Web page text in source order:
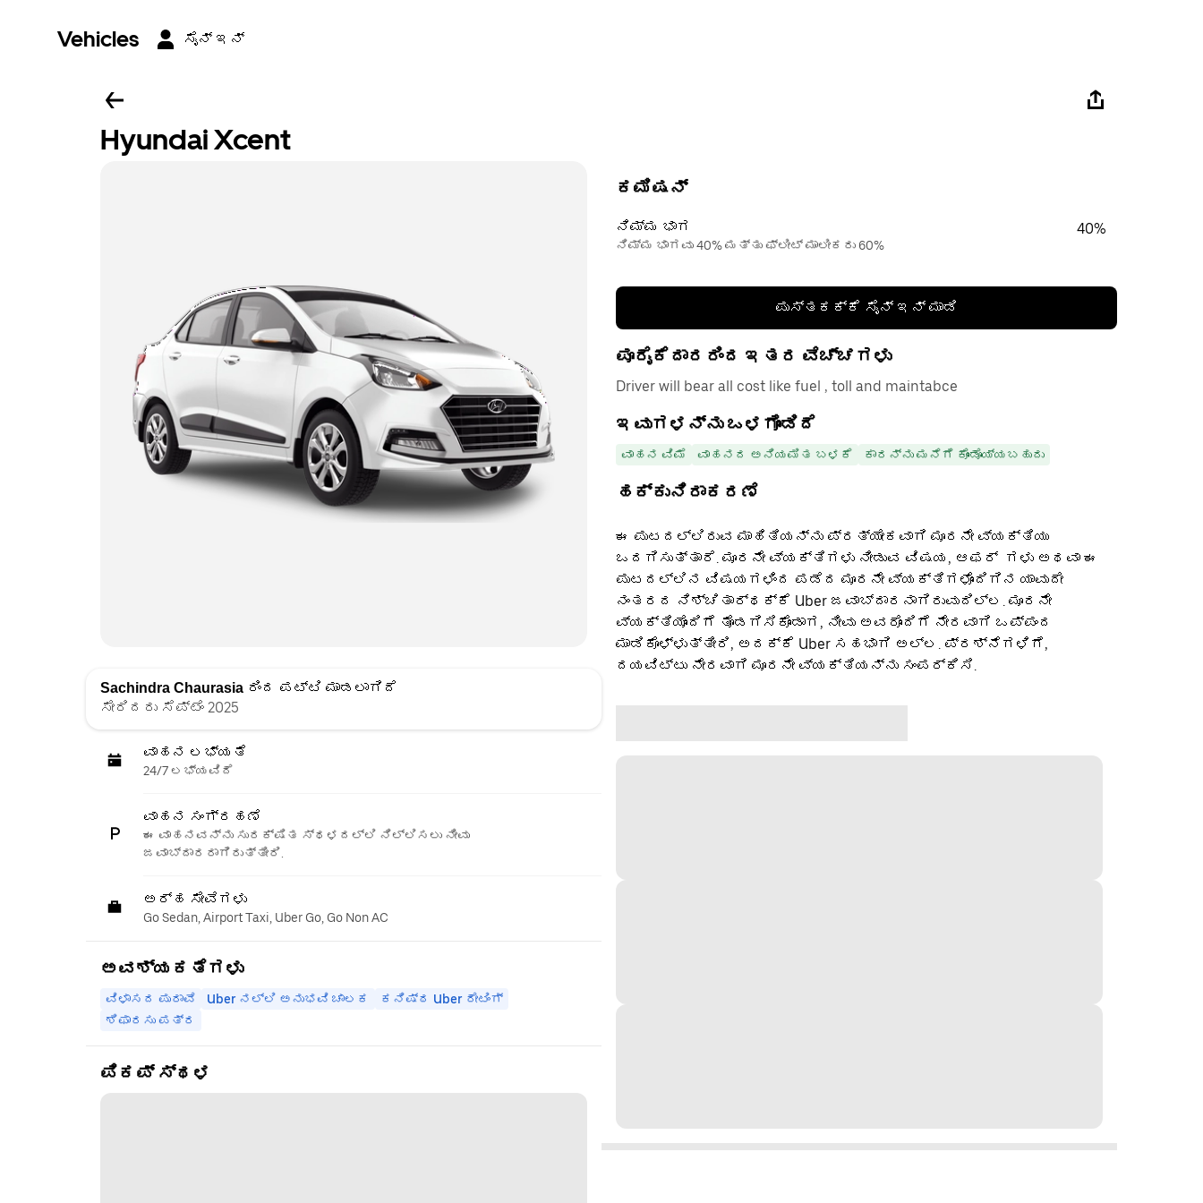
Vehicles ಸೈನ್ ಇನ್
Hyundai Xcent
Sachindra Chaurasia ರಿಂದ ಪಟ್ಟಿ ಮಾಡಲಾಗಿದೆ
ಸೇರಿದರು ಸೆಪ್ಟೆಂ 2025
ವಾಹನ ಲಭ್ಯತೆ
24/7 ಲಭ್ಯವಿದೆ
ವಾಹನ ಸಂಗ್ರಹಣೆ
ಈ ವಾಹನವನ್ನು ಸುರಕ್ಷಿತ ಸ್ಥಳದಲ್ಲಿ ನಿಲ್ಲಿಸಲು ನೀವು
ಜವಾಬ್ದಾರರಾಗಿರುತ್ತೀರಿ.
ಅರ್ಹ ಸೇವೆಗಳು
Go Sedan, Airport Taxi, Uber Go, Go Non AC
ಅವಶ್ಯಕತೆಗಳು
ವಿಳಾಸದ ಪುರಾವೆ Uber ನಲ್ಲಿ ಅನುಭವಿ ಚಾಲಕ
ಕನಿಷ್ಠ Uber ರೇಟಿಂಗ್
ಶಿಫಾರಸು ಪತ್ರ
ಪಿಕಪ್ ಸ್ಥಳ
ಕಮಿಷನ್
ನಿಮ್ಮ ಭಾಗ
ನಿಮ್ಮ ಭಾಗವು 40% ಮತ್ತು ಫ್ಲೀಟ್ ಮಾಲೀಕರು 60%
40%
ಪುಸ್ತಕಕ್ಕೆ ಸೈನ್ ಇನ್ ಮಾಡಿ
ಪೂರೈಕೆದಾರರಿಂದ ಇತರ ವೆಚ್ಚಗಳು
Driver will bear all cost like fuel , toll and maintabce
ಇವುಗಳನ್ನು ಒಳಗೊಂಡಿದೆ
ವಾಹನ ವಿಮೆ ವಾಹನದ ಅನಿಯಮಿತ ಬಳಕೆ ಕಾರನ್ನು ಮನೆಗೆ ಕೊಂಡೊಯ್ಯಬಹುದು
ಹಕ್ಕುನಿರಾಕರಣೆ
ಈ ಪುಟದಲ್ಲಿರುವ ಮಾಹಿತಿಯನ್ನು ಪ್ರತ್ಯೇಕವಾಗಿ ಮೂರನೇ ವ್ಯಕ್ತಿಯು
ಒದಗಿಸುತ್ತಾರೆ. ಮೂರನೇ ವ್ಯಕ್ತಿಗಳು ನೀಡುವ ವಿಷಯ, ಆಫರ್ ‌ ಗಳು ಅಥವಾ ಈ
ಪುಟದಲ್ಲಿನ ವಿಷಯಗಳಿಂದ ಪಡೆದ ಮೂರನೇ ವ್ಯಕ್ತಿಗಳೊಂದಿಗಿನ ಯಾವುದೇ
ನಂತರದ ನಿಶ್ಚಿತಾರ್ಥಕ್ಕೆ Uber ಜವಾಬ್ದಾರನಾಗಿರುವುದಿಲ್ಲ. ಮೂರನೇ
ವ್ಯಕ್ತಿಯೊಂದಿಗೆ ತೊಡಗಿಸಿಕೊಂಡಾಗ, ನೀವು ಅವರೊಂದಿಗೆ ನೇರವಾಗಿ ಒಪ್ಪಂದ
ಮಾಡಿಕೊಳ್ಳುತ್ತೀರಿ, ಅದಕ್ಕೆ Uber ಸಹಭಾಗಿ ಅಲ್ಲ. ಪ್ರಶ್ನೆಗಳಿಗೆ,
ದಯವಿಟ್ಟು ನೇರವಾಗಿ ಮೂರನೇ ವ್ಯಕ್ತಿಯನ್ನು ಸಂಪರ್ಕಿಸಿ.